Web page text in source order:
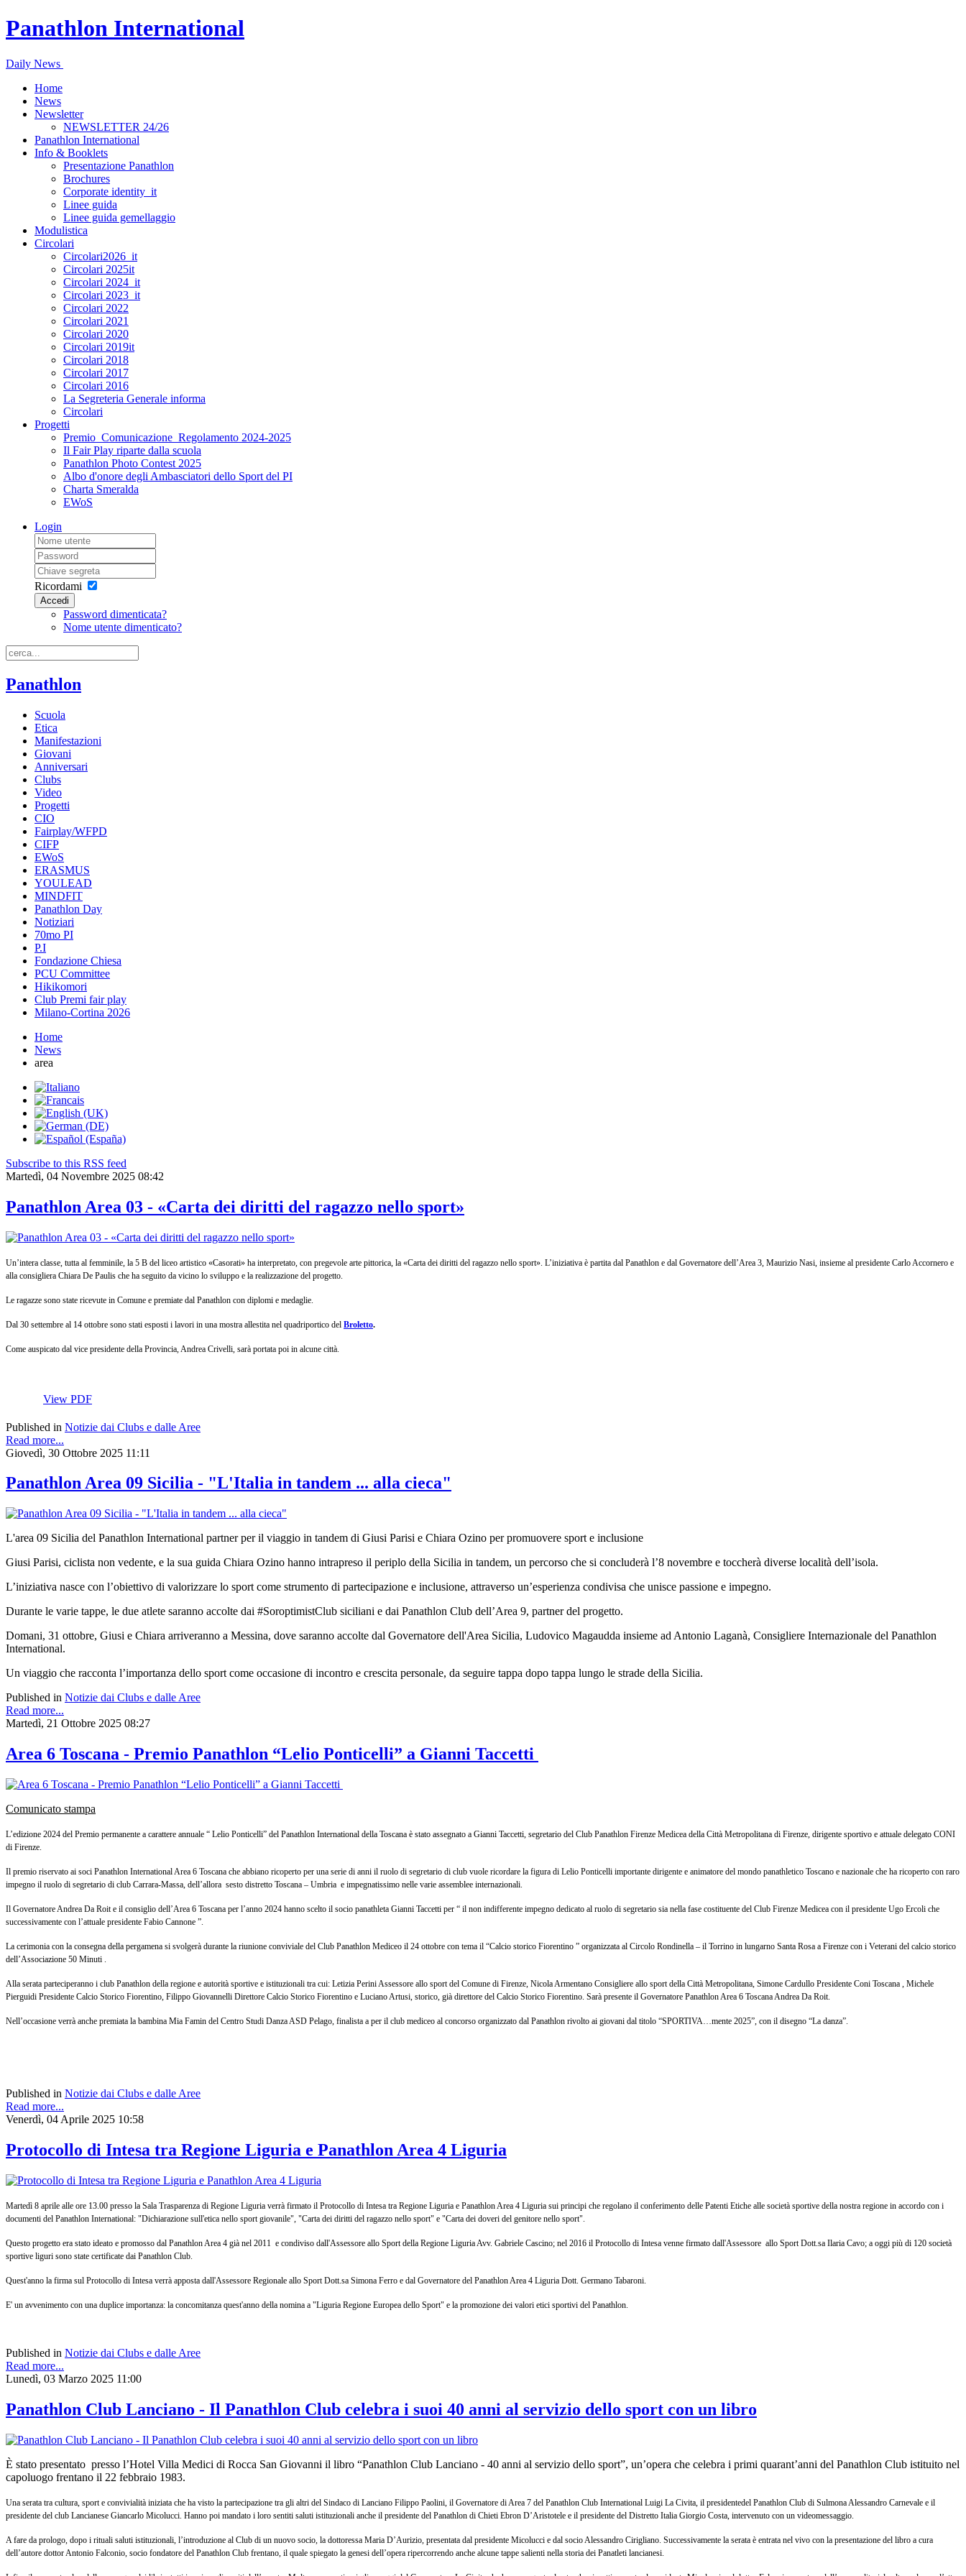
Panathlon International
Daily News
Home
News
Newsletter
NEWSLETTER 24/26
Panathlon International
Info & Booklets
Presentazione Panathlon
Brochures
Corporate identity_it
Linee guida
Linee guida gemellaggio
Modulistica
Circolari
Circolari2026_it
Circolari 2025it
Circolari 2024_it
Circolari 2023_it
Circolari 2022
Circolari 2021
Circolari 2020
Circolari 2019it
Circolari 2018
Circolari 2017
Circolari 2016
La Segreteria Generale informa
Circolari
Progetti
Premio_Comunicazione_Regolamento 2024-2025
Il Fair Play riparte dalla scuola
Panathlon Photo Contest 2025
Albo d'onore degli Ambasciatori dello Sport del PI
Charta Smeralda
EWoS
Login
Ricordami
Accedi
Password dimenticata?
Nome utente dimenticato?
Panathlon
Scuola
Etica
Manifestazioni
Giovani
Anniversari
Clubs
Video
Progetti
CIO
Fairplay/WFPD
CIFP
EWoS
ERASMUS
YOULEAD
MINDFIT
Panathlon Day
Notiziari
70mo PI
P.I
Fondazione Chiesa
PCU Committee
Hikikomori
Club Premi fair play
Milano-Cortina 2026
Home
News
area
Subscribe to this RSS feed
Martedì, 04 Novembre 2025 08:42
Panathlon Area 03 - «Carta dei diritti del ragazzo nello sport»
Un’intera classe, tutta al femminile, la 5 B del liceo artistico «Casorati» ha interpretato, con pregevole arte pittorica, la «Carta dei diritti del ragazzo nello sport». L’iniziativa è partita dal Panathlon e dal Governatore dell’Area 3, Maurizio Nasi, insieme al presidente Carlo Accornero e
alla consigliera Chiara De Paulis che ha seguito da vicino lo sviluppo e la realizzazione del progetto.
Le ragazze sono state ricevute in Comune e premiate dal Panathlon con diplomi e medaglie.
Dal 30 settembre al 14 ottobre sono stati esposti i lavori in una mostra allestita nel quadriportico del Broletto.
Come auspicato dal vice presidente della Provincia, Andrea Crivelli, sarà portata poi in alcune città.
View PDF
Published in Notizie dai Clubs e dalle Aree
Read more...
Giovedì, 30 Ottobre 2025 11:11
Panathlon Area 09 Sicilia - "L'Italia in tandem ... alla cieca"
L'area 09 Sicilia del Panathlon International partner per il viaggio in tandem di Giusi Parisi e Chiara Ozino per promuovere sport e inclusione
Giusi Parisi, ciclista non vedente, e la sua guida Chiara Ozino hanno intrapreso il periplo della Sicilia in tandem, un percorso che si concluderà l’8 novembre e toccherà diverse località dell’isola.
L’iniziativa nasce con l’obiettivo di valorizzare lo sport come strumento di partecipazione e inclusione, attraverso un’esperienza condivisa che unisce passione e impegno.
Durante le varie tappe, le due atlete saranno accolte dai #SoroptimistClub siciliani e dai Panathlon Club dell’Area 9, partner del progetto.
Domani, 31 ottobre, Giusi e Chiara arriveranno a Messina, dove saranno accolte dal Governatore dell'Area Sicilia, Ludovico Magaudda insieme ad Antonio Laganà, Consigliere Internazionale del Panathlon
International.
Un viaggio che racconta l’importanza dello sport come occasione di incontro e crescita personale, da seguire tappa dopo tappa lungo le strade della Sicilia.
Published in Notizie dai Clubs e dalle Aree
Read more...
Martedì, 21 Ottobre 2025 08:27
Area 6 Toscana - Premio Panathlon “Lelio Ponticelli” a Gianni Taccetti
Comunicato stampa
L’edizione 2024 del Premio permanente a carattere annuale “ Lelio Ponticelli” del Panathlon International della Toscana è stato assegnato a Gianni Taccetti, segretario del Club Panathlon Firenze Medicea della Città Metropolitana di Firenze, dirigente sportivo e attuale delegato CONI
di Firenze.
Il premio riservato ai soci Panathlon International Area 6 Toscana che abbiano ricoperto per una serie di anni il ruolo di segretario di club vuole ricordare la figura di Lelio Ponticelli importante dirigente e animatore del mondo panathletico Toscano e nazionale che ha ricoperto con raro
impegno il ruolo di segretario di club Carrara-Massa, dell’allora sesto distretto Toscana – Umbria e impegnatissimo nelle varie assemblee internazionali.
Il Governatore Andrea Da Roit e il consiglio dell’Area 6 Toscana per l’anno 2024 hanno scelto il socio panathleta Gianni Taccetti per “ il non indifferente impegno dedicato al ruolo di segretario sia nella fase costituente del Club Firenze Medicea con il presidente Ugo Ercoli che
successivamente con l’attuale presidente Fabio Cannone ”.
La cerimonia con la consegna della pergamena si svolgerà durante la riunione conviviale del Club Panathlon Mediceo il 24 ottobre con tema il “Calcio storico Fiorentino ” organizzata al Circolo Rondinella – il Torrino in lungarno Santa Rosa a Firenze con i Veterani del calcio storico
dell’Associazione 50 Minuti .
Alla serata parteciperanno i club Panathlon della regione e autorità sportive e istituzionali tra cui: Letizia Perini Assessore allo sport del Comune di Firenze, Nicola Armentano Consigliere allo sport della Città Metropolitana, Simone Cardullo Presidente Coni Toscana , Michele
Pierguidi Presidente Calcio Storico Fiorentino, Filippo Giovannelli Direttore Calcio Storico Fiorentino e Luciano Artusi, storico, già direttore del Calcio Storico Fiorentino. Sarà presente il Governatore Panathlon Area 6 Toscana Andrea Da Roit.
Nell’occasione verrà anche premiata la bambina Mia Famin del Centro Studi Danza ASD Pelago, finalista a per il club mediceo al concorso organizzato dal Panathlon rivolto ai giovani dal titolo “SPORTIVA…mente 2025”, con il disegno “La danza”.
Published in Notizie dai Clubs e dalle Aree
Read more...
Venerdì, 04 Aprile 2025 10:58
Protocollo di Intesa tra Regione Liguria e Panathlon Area 4 Liguria
Martedì 8 aprile alle ore 13.00 presso la Sala Trasparenza di Regione Liguria verrà firmato il Protocollo di Intesa tra Regione Liguria e Panathlon Area 4 Liguria sui principi che regolano il conferimento delle Patenti Etiche alle società sportive della nostra regione in accordo con i
documenti del Panathlon International: "Dichiarazione sull'etica nello sport giovanile", "Carta dei diritti del ragazzo nello sport" e "Carta dei doveri del genitore nello sport".
Questo progetto era stato ideato e promosso dal Panathlon Area 4 già nel 2011 e condiviso dall'Assessore allo Sport della Regione Liguria Avv. Gabriele Cascino; nel 2016 il Protocollo di Intesa venne firmato dall'Assessore allo Sport Dott.sa Ilaria Cavo; a oggi più di 120 società
sportive liguri sono state certificate dai Panathlon Club.
Quest'anno la firma sul Protocollo di Intesa verrà apposta dall'Assessore Regionale allo Sport Dott.sa Simona Ferro e dal Governatore del Panathlon Area 4 Liguria Dott. Germano Tabaroni.
E' un avvenimento con una duplice importanza: la concomitanza quest'anno della nomina a "Liguria Regione Europea dello Sport" e la promozione dei valori etici sportivi del Panathlon.
Published in Notizie dai Clubs e dalle Aree
Read more...
Lunedì, 03 Marzo 2025 11:00
Panathlon Club Lanciano - Il Panathlon Club celebra i suoi 40 anni al servizio dello sport con un libro
È stato presentato presso l’Hotel Villa Medici di Rocca San Giovanni il libro “Panathlon Club Lanciano - 40 anni al servizio dello sport”, un’opera che celebra i primi quarant’anni del Panathlon Club istituito nel
capoluogo frentano il 22 febbraio 1983.
Una serata tra cultura, sport e convivialità iniziata che ha visto la partecipazione tra gli altri del Sindaco di Lanciano Filippo Paolini, il Governatore di Area 7 del Panathlon Club International Luigi La Civita, il presidentedel Panathlon Club di Sulmona Alessandro Carnevale e il
presidente del club Lancianese Giancarlo Micolucci. Hanno poi mandato i loro sentiti saluti istituzionali anche il presidente del Panathlon di Chieti Ebron D’Aristotele e il presidente del Distretto Italia Giorgio Costa, intervenuto con un videomessaggio.
A fare da prologo, dopo i rituali saluti istituzionali, l’introduzione al Club di un nuovo socio, la dottoressa Maria D’Aurizio, presentata dal presidente Micolucci e dal socio Alessandro Cirigliano. Successivamente la serata è entrata nel vivo con la presentazione del libro a cura
dell’autore dottor Antonio Falconio, socio fondatore del Panathlon Club frentano, il quale spiegato la genesi dell’opera ripercorrendo anche alcune tappe salienti nella storia dei Panatleti lancianesi.